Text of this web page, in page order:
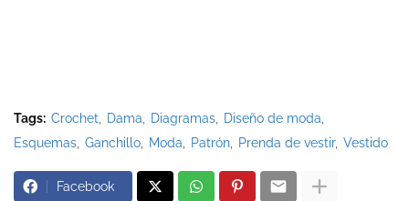
Tags: Crochet Dama Diagramas
Diseño de moda
Esquemas Ganchillo Moda Patrón Prenda de vestir Vestido
Facebook